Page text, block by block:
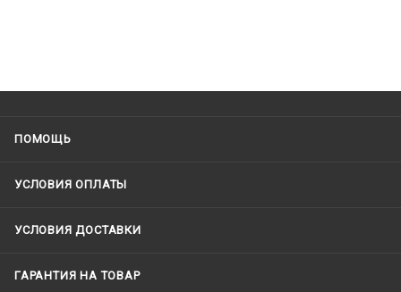
ПОМОЩЬ
УСЛОВИЯ ОПЛАТЫ
УСЛОВИЯ ДОСТАВКИ
ГАРАНТИЯ НА ТОВАР